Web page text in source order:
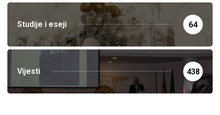
Studije i eseji 64
Vijesti 438